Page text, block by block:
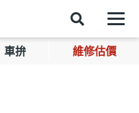
車拚 維修估價